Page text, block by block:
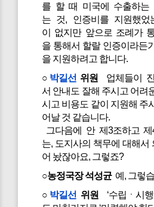
를 할 때 미국에 수출하는
는 것, 인증비를 지원했었
이 없지만 앞으로 조례가
을 통해서 할랄 인증이라든
을 지원하려고 합니다.
○ 박길선 위원
업체들이
서 안내도 잘해 주시고 어려
시고 비용도 같이 지원해 주
어날 것 같습니다.
그다음에 안 제3조하고
는, 도지사의 책무에 대해서
어 놨잖아요, 그렇죠?
○농정국장 석성균예, 그렇
○ 박길선 위원
‘수립ㆍ시